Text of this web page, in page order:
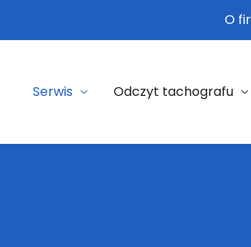
O
Serwis Odczyt tachografu